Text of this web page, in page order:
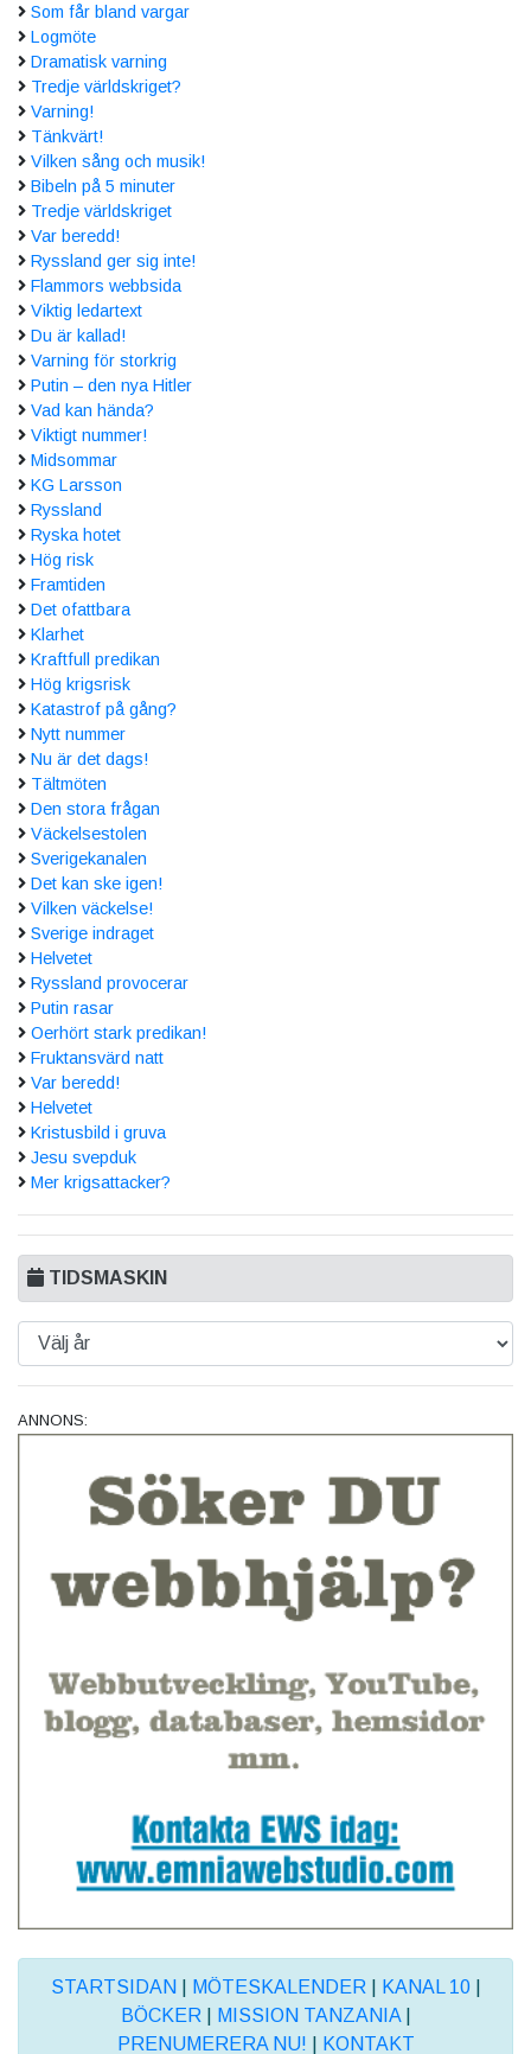
Som får bland vargar
Logmöte
Dramatisk varning
Tredje världskriget?
Varning!
Tänkvärt!
Vilken sång och musik!
Bibeln på 5 minuter
Tredje världskriget
Var beredd!
Ryssland ger sig inte!
Flammors webbsida
Viktig ledartext
Du är kallad!
Varning för storkrig
Putin – den nya Hitler
Vad kan hända?
Viktigt nummer!
Midsommar
KG Larsson
Ryssland
Ryska hotet
Hög risk
Framtiden
Det ofattbara
Klarhet
Kraftfull predikan
Hög krigsrisk
Katastrof på gång?
Nytt nummer
Nu är det dags!
Tältmöten
Den stora frågan
Väckelsestolen
Sverigekanalen
Det kan ske igen!
Vilken väckelse!
Sverige indraget
Helvetet
Ryssland provocerar
Putin rasar
Oerhört stark predikan!
Fruktansvärd natt
Var beredd!
Helvetet
Kristusbild i gruva
Jesu svepduk
Mer krigsattacker?
TIDSMASKIN
ANNONS:
STARTSIDAN MÖTESKALENDER KANAL 10|
BÖCKER
MISSION TANZANIA|
PRENUMERERA NU!
KONTAKT